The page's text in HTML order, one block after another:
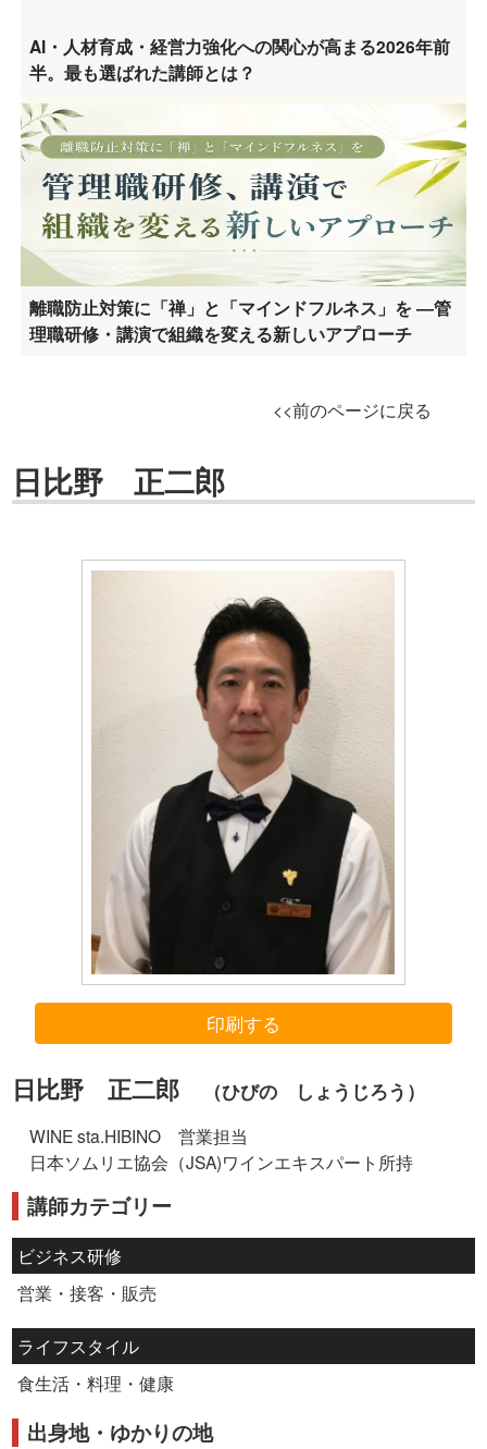
AI・人材育成・経営力強化への関心が高まる2026年前
半。最も選ばれた講師とは？
離職防止対策に「禅」と「マインドフルネス」を ―管
理職研修・講演で組織を変える新しいアプローチ
<<前のページに戻る
日比野 正二郎
印刷する
日比野 正二郎 （ひびの しょうじろう）
WINE sta.HIBINO 営業担当
日本ソムリエ協会（JSA)ワインエキスパート所持
講師カテゴリー
ビジネス研修
営業・接客・販売
ライフスタイル
食生活・料理・健康
出身地・ゆかりの地